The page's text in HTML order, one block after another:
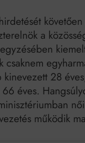
a
csaknem
28
éves.
működik